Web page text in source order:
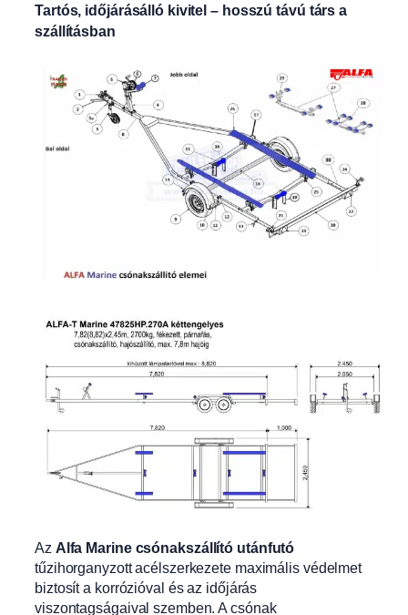
Tartós, időjárásálló kivitel – hosszú távú társ a
szállításban
Az Alfa Marine csónakszállító utánfutó
tűzihorganyzott acélszerkezete maximális védelmet
biztosít a korrózióval és az időjárás
viszontagságaival szemben. A csónak